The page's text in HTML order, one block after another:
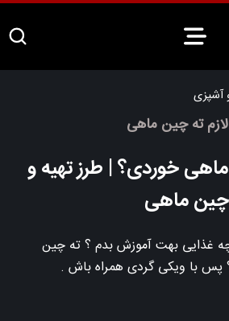
آشپزی
ته چین ماهی
خوردی؟ | طرز تهیه و
چین ماهی
غذایی بهت آموزش بدم ؟ ته چین
پس با ویکی گردی همراه باش .